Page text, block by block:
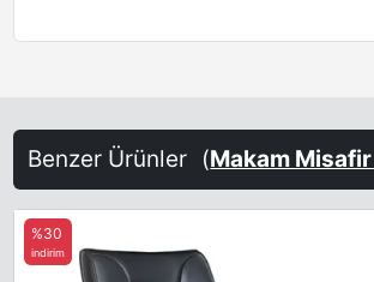
Benzer Ürünler (Makam
%30
indirim